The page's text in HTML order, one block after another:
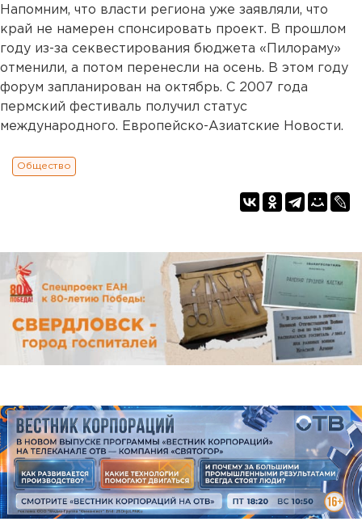
Напомним, что власти региона уже заявляли, что
край не намерен спонсировать проект. В прошлом
году из-за секвестирования бюджета «Пилораму»
отменили, а потом перенесли на осень. В этом году
форум запланирован на октябрь. С 2007 года
пермский фестиваль получил статус
международного. Европейско-Азиатские Новости.
Общество